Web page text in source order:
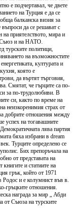
е подчертавал, че двете
на Турция е да се
балканска визия за
да се решават с
на приятелството, мира и
Съюз и на НАТО.
турските политици,
на възможностите
културата и
която е
да въртят търговия,
Смятат, че гърците са по-
за по-трудолюбиви. В
си, както по време на
неизкоренимия страх от
добрите отношения между
успех на тогавашните
лява партия
бяха избрани в dream
Турците определено се
Бих препоръчала на
от представата на
книгите и статиите на
грък, който от 1971
Родос и е колумнист във в.
гръцките отношения.
награда за мир „ Абди
от Съюза на турските